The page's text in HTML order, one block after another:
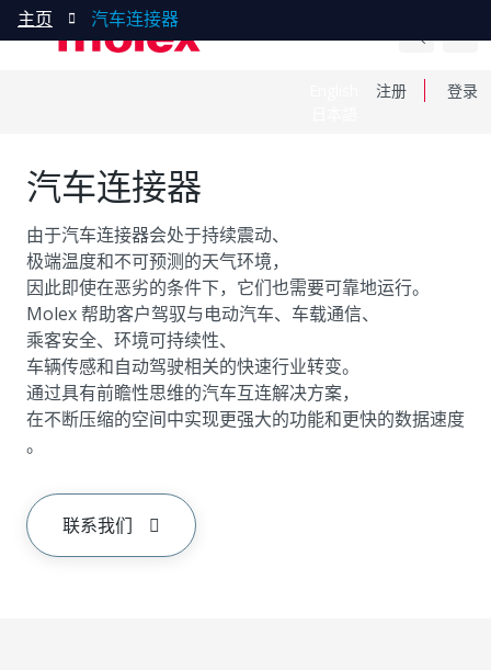
注册 登录
主页 汽车连接器
汽车连接器
由于汽车连接器会处于持续震动、
极端温度和不可预测的天气环境，
因此即使在恶劣的条件下，它们也需要可靠地运行。
Molex 帮助客户驾驭与电动汽车、车载通信、
乘客安全、环境可持续性、
车辆传感和自动驾驶相关的快速行业转变。
通过具有前瞻性思维的汽车互连解决方案，
在不断压缩的空间中实现更强大的功能和更快的数据速度
。
联系我们